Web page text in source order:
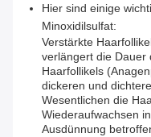
Hier sind einige
Minoxidilsulfat:
Verstärkte
verlängert die Dauer
Haarfollikels
dickeren und
Wesentlichen die
Wiederaufwachsen
Ausdünnung